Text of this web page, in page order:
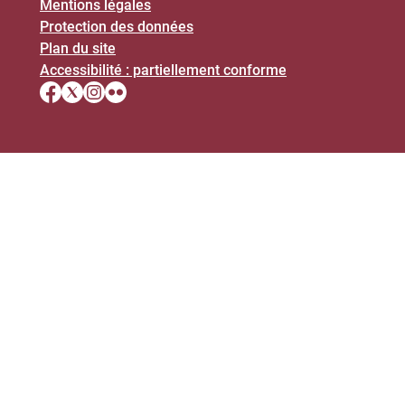
Mentions légales
Protection des données
Plan du site
Accessibilité : partiellement conforme